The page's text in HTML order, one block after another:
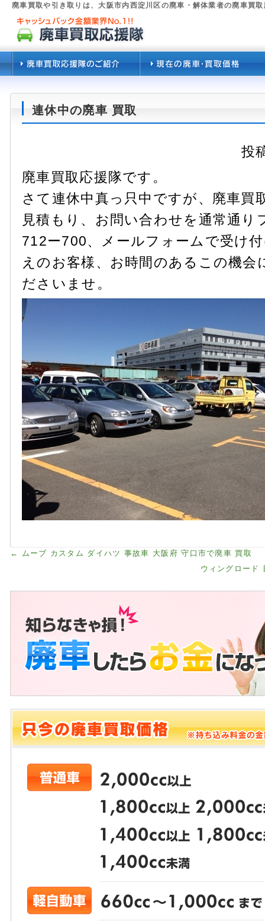
廃車買取や引き取りは、大阪市内西淀川区の廃車・解体業者の廃車買
連休中の廃車 買取
投
廃車買取応援隊です。
さて連休中真っ只中ですが、廃車買
見積もり、お問い合わせを通常通
712ー700、メールフォームで受け
えのお客様、お時間のあるこの機会
ださいませ。
←
ムーブ カスタム ダイハツ 事故車 大阪府 守口市で廃車 買取
ウィングロード